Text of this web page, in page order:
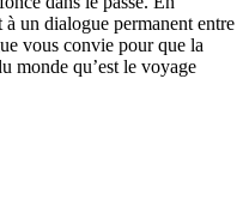
à un dialogue permanent entre
vous convie pour que la
monde qu’est le voyage